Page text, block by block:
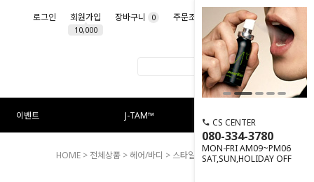
로그인 회원가입
10,000
장바구니 0 주문조회 마이페이지
이벤트 J-TAM™
CS CENTER
080-334-3780
MON-FRI AM09~PM06
SAT,SUN,HOLIDAY OFF
HOME > 전체상품 >헤어/바디 > 스타일 헤어 픽싱 스프레이